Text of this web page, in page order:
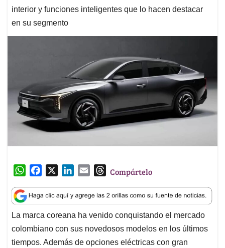
interior y funciones inteligentes que lo hacen destacar
en su segmento
W
a
t
s
A
p
c
e
b
o
o
n
k
e
d
I
a
i
l
T
r
e
a
d
s
Compártelo
La marca coreana ha venido conquistando el mercado
colombiano con sus novedosos modelos en los últimos
tiempos. Además de opciones eléctricas con gran